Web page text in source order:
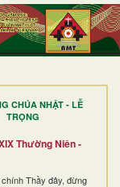
CHÚA NHẬT - LỄ
TRỌNG
Thường Niên -
Thầy đây, đừng